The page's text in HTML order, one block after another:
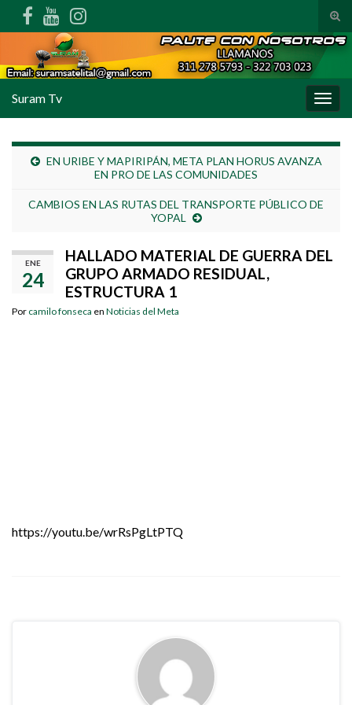
Suram Tv
EN URIBE Y MAPIRIPÁN, META PLAN HORUS AVANZA
EN PRO DE LAS COMUNIDADES
CAMBIOS EN LAS RUTAS DEL TRANSPORTE PÚBLICO DE
YOPAL
ENE
24
HALLADO MATERIAL DE GUERRA DEL
GRUPO ARMADO RESIDUAL,
ESTRUCTURA 1
Por camilo fonseca en Noticias del Meta
https://youtu.be/wrRsPgLtPTQ